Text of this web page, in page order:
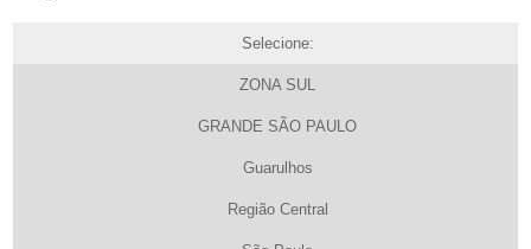
Selecione:
ZONA SUL
GRANDE SÃO PAULO
Guarulhos
Região Central